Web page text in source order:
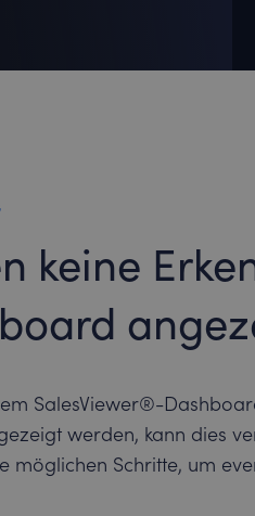
keine
SalesViewer®-
werden, kann dies
möglichen Schritte, um